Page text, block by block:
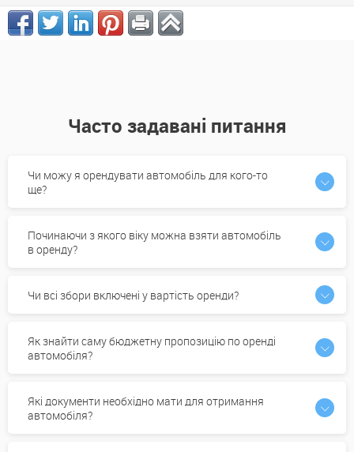
Часто задавані питання
Чи можу я орендувати автомобіль для кого-то
ще?
Починаючи з якого віку можна взяти автомобіль
в оренду?
Чи всі збори включені у вартість оренди?
Як знайти саму бюджетну пропозицію по оренді
автомобіля?
Які документи необхідно мати для отримання
автомобіля?